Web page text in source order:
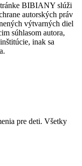
BIBIANY slúži
autorských práv
výtvarných diel
súhlasom autora,
inak sa
pre deti. Všetky